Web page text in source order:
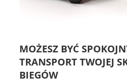
MOŻESZ BYĆ
TRANSPORT TWOJEJ
BIEGÓW